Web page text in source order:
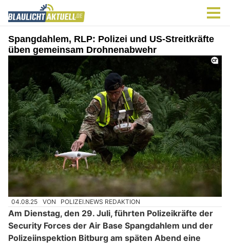
Spangdahlem, RLP: Polizei und US-Streitkräfte
üben gemeinsam Drohnenabwehr
04.08.25 VON POLIZEI.NEWS REDAKTION
Am Dienstag, den 29. Juli, führten Polizeikräfte der
Security Forces der Air Base Spangdahlem und der
Polizeiinspektion Bitburg am späten Abend eine